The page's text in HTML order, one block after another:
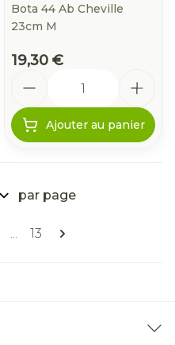
Bota 44 Ab Cheville
23cm M
19,30 €
Ajouter au panier
actuellement la page
... Page
13
par page